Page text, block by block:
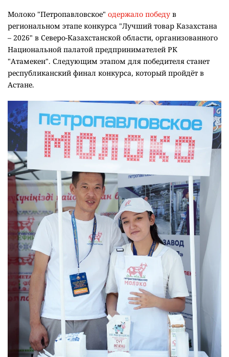
Молоко "Петропавловское" одержало победу в
региональном этапе конкурса "Лучший товар Казахстана
– 2026" в Северо-Казахстанской области, организованного
Национальной палатой предпринимателей РК
"Атамекен". Следующим этапом для победителя станет
республиканский финал конкурса, который пройдёт в
Астане.